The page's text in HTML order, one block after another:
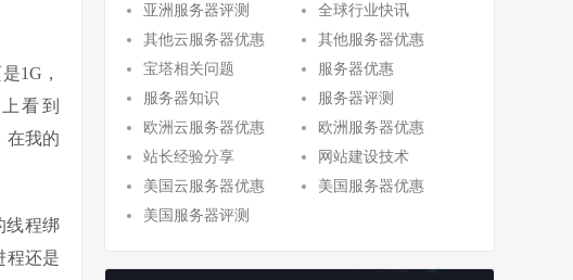
1G，
上看到
在我的
线程绑
程还是
亚洲服务器评测
全球行业快讯
其他云服务器优惠
其他服务器优惠
宝塔相关问题
服务器优惠
服务器知识
服务器评测
欧洲云服务器优惠
欧洲服务器优惠
站长经验分享
网站建设技术
美国云服务器优惠
美国服务器优惠
美国服务器评测